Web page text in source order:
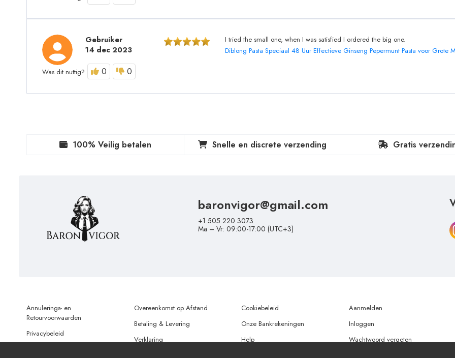
Gebruiker
14 dec 2023
I tried the small one, when I was satisfied I ordered the big one.
Diblong Pasta Speciaal 48 Uur Effectieve Ginseng Pepermunt Pasta voor Grote
Was dit nuttig? 0 0
100% Veilig betalen Snelle en discrete verzending Gratis
baronvigor@gmail.com
+1 505 220 3073
Ma – Vr: 09:00-17:00 (UTC+3)
Annulerings- en
Retourvoorwaarden
Privacybeleid
Overeenkomst op Afstand
Betaling & Levering
Verklaring
Cookiebeleid
Onze Bankrekeningen
Help
Aanmelden
Inloggen
Wachtwoord vergeten